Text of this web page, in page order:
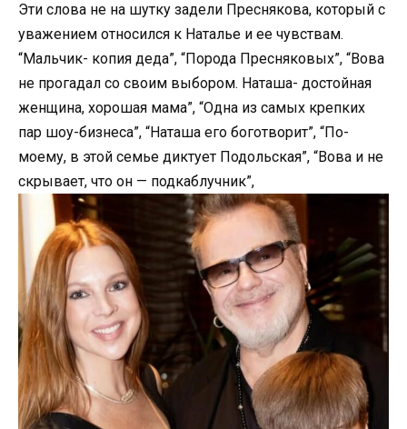
Эти слова не на шутку задели Преснякова, который с
уважением относился к Наталье и ее чувствам.
“Мальчик- копия деда”, “Порода Пресняковых”, “Вова
не прогадал со своим выбором. Наташа- достойная
женщина, хорошая мама”, “Одна из самых крепких
пар шоу-бизнеса”, “Наташа его боготворит”, “По-
моему, в этой семье диктует Подольская”, “Вова и не
скрывает, что он — подкаблучник”,